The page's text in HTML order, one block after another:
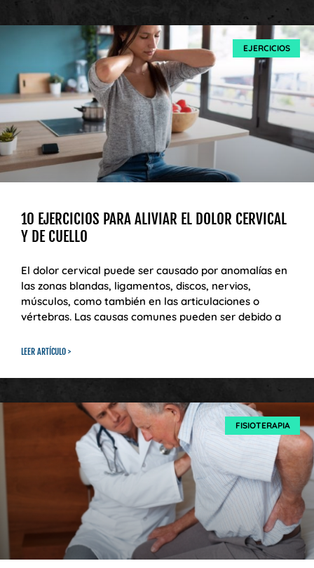
EJERCICIOS
10 EJERCICIOS PARA ALIVIAR EL DOLOR CERVICAL
Y DE CUELLO
El dolor cervical puede ser causado por anomalías en
las zonas blandas, ligamentos, discos, nervios,
músculos, como también en las articulaciones o
vértebras. Las causas comunes pueden ser debido a
LEER ARTÍCULO >
FISIOTERAPIA